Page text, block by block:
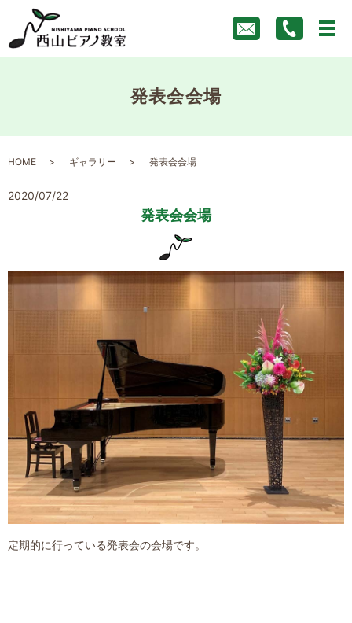
発表会会場
HOME ギャラリー 発表会会場
2020/07/22
発表会会場
定期的に行っている発表会の会場です。